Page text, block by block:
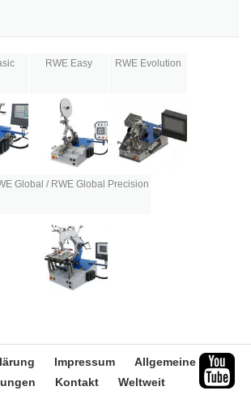
RWE Easy RWE Evolution
Global / RWE Global Precision
Impressum
Allgemeine
Kontakt Weltweit